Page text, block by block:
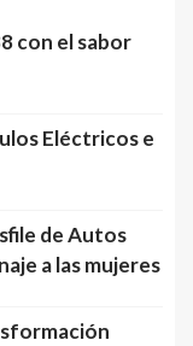
con el sabor
Eléctricos e
de Autos
a las mujeres